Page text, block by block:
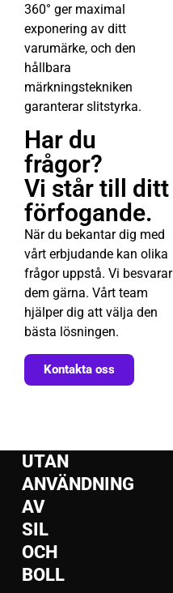
360° ger maximal
exponering av ditt
varumärke, och den
hållbara
märkningstekniken
garanterar slitstyrka.
Har du
frågor?
Vi står till ditt
förfogande.
När du bekantar dig med
vårt erbjudande kan olika
frågor uppstå. Vi besvarar
dem gärna. Vårt team
hjälper dig att välja den
bästa lösningen.
Kontakta oss
UTAN
ANVÄNDNING
AV
SIL
OCH
BOLL